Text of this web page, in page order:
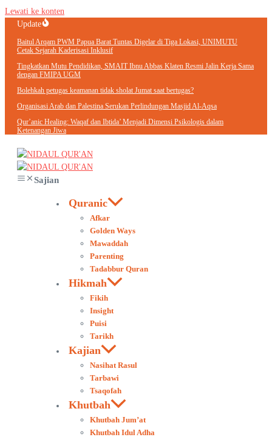
Lewati ke konten
Update
Baitul Arqam PWM Papua Barat Tuntas Digelar di Tiga Lokasi, UNIMUTU
Cetak Sejarah Kaderisasi Inklusif
Tingkatkan Mutu Pendidikan, SMAIT Ibnu Abbas Klaten Resmi Jalin Kerja Sama
dengan FMIPA UGM
Bolehkah petugas keamanan tidak sholat Jumat saat bertugas?
Organisasi Arab dan Palestina Serukan Perlindungan Masjid Al-Aqsa
Qur’anic Healing: Waqaf dan Ibtida’ Menjadi Dimensi Psikologis dalam
Ketenangan Jiwa
Sajian
Quranic
Afkar
Golden Ways
Mawaddah
Parenting
Tadabbur Quran
Hikmah
Fikih
Insight
Puisi
Tarikh
Kajian
Nasihat Rasul
Tarbawi
Tsaqofah
Khutbah
Khutbah Jum’at
Khutbah Idul Adha